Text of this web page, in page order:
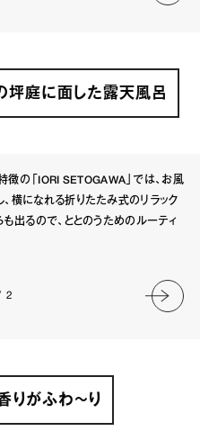
坪庭に面した露天風呂
の「IORI SETOGAWA」では、お風
横になれる折りたたみ式のリラック
も出るので、ととのうためのルーティ
2
りがふわ〜り